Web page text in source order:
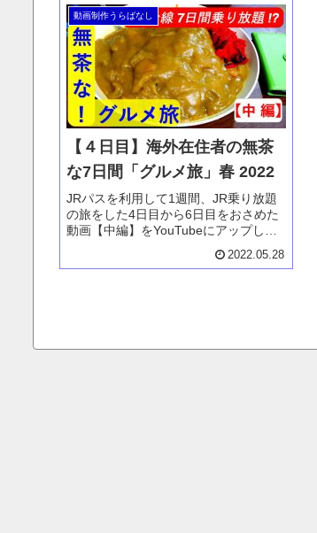
動画制作うらばなし
【４日目】海外在住者の無茶
な7日間「グルメ旅」春 2022
JRパスを利用して1週間、JR乗り放題
の旅をした4日目から6日目をおさめた
動画【中編】をYouTubeにアップしま
した。そのうち4日目、城崎温泉の外湯
巡りをした1日についての裏話をしてい
2022.05.28